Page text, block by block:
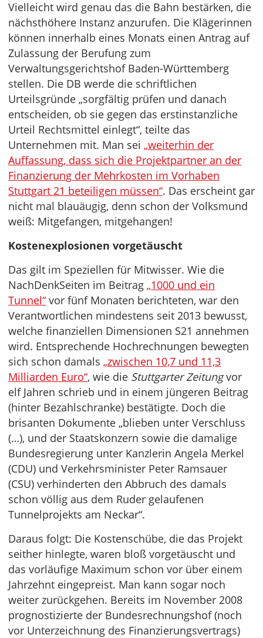
Vielleicht wird genau das die Bahn bestärken, die
nächsthöhere Instanz anzurufen. Die Klägerinnen
können innerhalb eines Monats einen Antrag auf
Zulassung der Berufung zum
Verwaltungsgerichtshof Baden-Württemberg
stellen. Die DB werde die schriftlichen
Urteilsgründe „sorgfältig prüfen und danach
entscheiden, ob sie gegen das erstinstanzliche
Urteil Rechtsmittel einlegt“, teilte das
Unternehmen mit. Man sei „weiterhin der
Auffassung, dass sich die Projektpartner an der
Finanzierung der Mehrkosten im Vorhaben
Stuttgart 21 beteiligen müssen“. Das erscheint gar
nicht mal blauäugig, denn schon der Volksmund
weiß: Mitgefangen, mitgehangen!
Kostenexplosionen vorgetäuscht
Das gilt im Speziellen für Mitwisser. Wie die
NachDenkSeiten im Beitrag „1000 und ein
Tunnel“ vor fünf Monaten berichteten, war den
Verantwortlichen mindestens seit 2013 bewusst,
welche finanziellen Dimensionen S21 annehmen
wird. Entsprechende Hochrechnungen bewegten
sich schon damals „zwischen 10,7 und 11,3
Milliarden Euro“, wie die Stuttgarter Zeitungvor
elf Jahren schrieb und in einem jüngeren Beitrag
(hinter Bezahlschranke) bestätigte. Doch die
brisanten Dokumente „blieben unter Verschluss
(…), und der Staatskonzern sowie die damalige
Bundesregierung unter Kanzlerin Angela Merkel
(CDU) und Verkehrsminister Peter Ramsauer
(CSU) verhinderten den Abbruch des damals
schon völlig aus dem Ruder gelaufenen
Tunnelprojekts am Neckar“.
Daraus folgt: Die Kostenschübe, die das Projekt
seither hinlegte, waren bloß vorgetäuscht und
das vorläufige Maximum schon vor über einem
Jahrzehnt eingepreist. Man kann sogar noch
weiter zurückgehen. Bereits im November 2008
prognostizierte der Bundesrechnungshof (noch
vor Unterzeichnung des Finanzierungsvertrags)